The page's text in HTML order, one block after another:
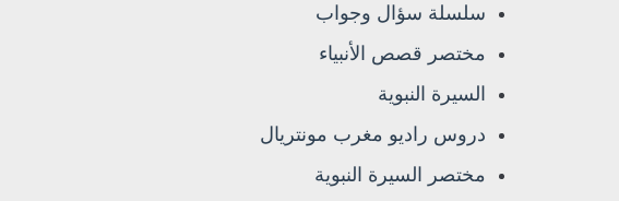
سلسلة سؤال وجواب
مختصر قصص الأنبياء
السيرة النبوية
دروس راديو مغرب مونتريال
مختصر السيرة النبوية